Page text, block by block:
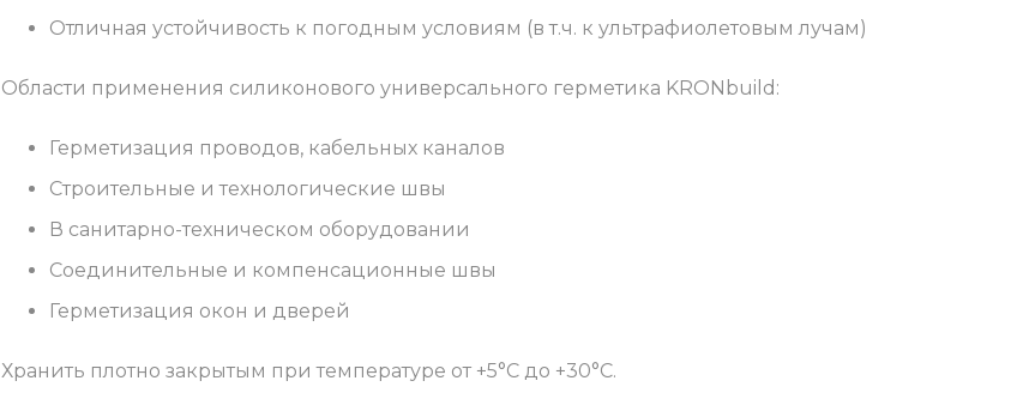
Отличная устойчивость к погодным условиям (в т.ч. к ультрафиолетовым лучам)
Области применения силиконового универсального герметика KRONbuild:
Герметизация проводов, кабельных каналов
Строительные и технологические швы
В санитарно-техническом оборудовании
Соединительные и компенсационные швы
Герметизация окон и дверей
Хранить плотно закрытым при температуре от +5°C до +30°C.